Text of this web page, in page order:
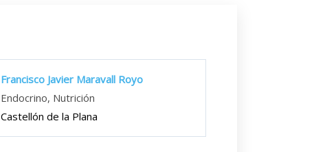
Francisco Javier Maravall Royo
Endocrino, Nutrición
Castellón de la Plana